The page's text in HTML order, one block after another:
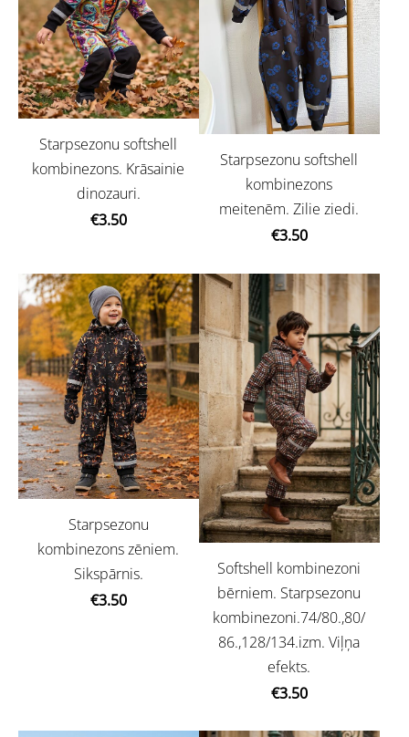
Starpsezonu softshell
kombinezons. Krāsainie
dinozauri.
€3.50
Starpsezonu softshell
kombinezons
meitenēm. Zilie ziedi.
€3.50
Starpsezonu
kombinezons zēniem.
Sikspārnis.
€3.50
Softshell kombinezoni
bērniem. Starpsezonu
kombinezoni.74/80.,80/
86.,128/134.izm. Viļņa
efekts.
€3.50